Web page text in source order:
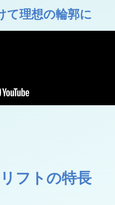
て理想の輪郭に
フトの特長